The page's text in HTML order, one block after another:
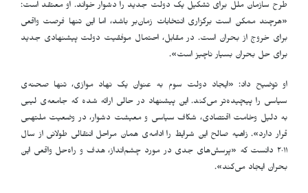
طرح سازمان ملل برای تشکیل یک دولت جدید را دشوار خواند. او معتقد است:
«هرچند ممکن است برگزاری انتخابات زمان‌بر باشد، اما این تنها فرصت واقعی
برای خروج از بحران است. در مقابل، احتمال موفقیت دولت پیشنهادی جدید
برای حل بحران بسیار ناچیز است».
او توضیح داد: «ایجاد دولت سوم به عنوان یک نهاد موازی، تنها صحنه‌ی
سیاسی را پیچیده‌تر می‌کند. این پیشنهاد در حالی ارائه شده که جامعه‌ی لیبی
به دلیل وخامت اقتصادی، شکاف سیاسی و معیشت دشوار، در وضعیت ملتهبی
قرار دارد». زاهیه صالح این شرایط را ادامه‌ی همان مراحل انتقالی طولانی از سال
۲۰۱۱ دانست که «پرسش‌های جدی در مورد چشم‌انداز، هدف و راه‌حل واقعی این
بحران ایجاد می‌کند».